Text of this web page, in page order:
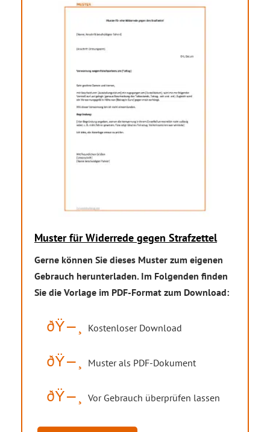
Muster für Widerrede gegen Strafzettel
Gerne können Sie dieses Muster zum eigenen
Gebrauch herunterladen. Im Folgenden finden
Sie die Vorlage im PDF-Format zum Download:
Kostenloser Download
Muster als PDF-Dokument
Vor Gebrauch überprüfen lassen